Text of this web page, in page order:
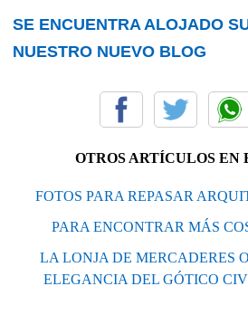
SE ENCUENTRA ALOJADO
NUESTRO NUEVO BLOG
OTROS ARTÍCULOS EN
FOTOS PARA REPASAR
PARA ENCONTRAR MÁS
LA LONJA DE MERCADERES
ELEGANCIA DEL GÓTICO